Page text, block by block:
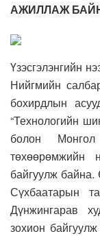
АЖИЛЛАЖ
Үзэсгэлэнгийн
Нийгмийн
бохирдлын
“Технологийн
болон Монгол
төхөөрөмжийн
байгуулж байна.
Сүхбаатарын
Дүнжингарав
зохион